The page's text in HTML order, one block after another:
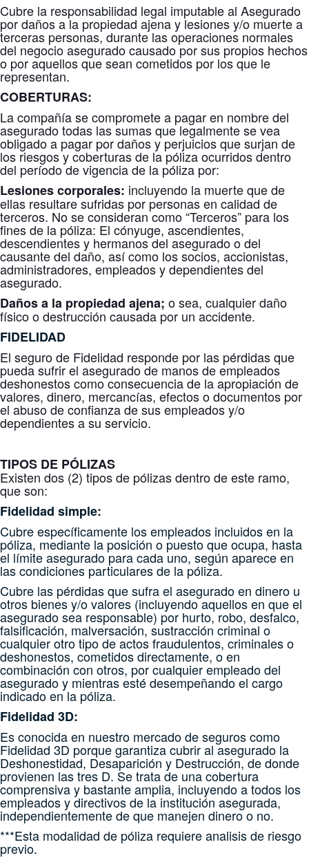
Cubre la responsabilidad legal imputable al Asegurado
por daños a la propiedad ajena y lesiones y/o muerte a
terceras personas, durante las operaciones normales
del negocio asegurado causado por sus propios hechos
o por aquellos que sean cometidos por los que le
representan.
COBERTURAS:
La compañía se compromete a pagar en nombre del
asegurado todas las sumas que legalmente se vea
obligado a pagar por daños y perjuicios que surjan de
los riesgos y coberturas de la póliza ocurridos dentro
del período de vigencia de la póliza por:
Lesiones corporales: incluyendo la muerte que de
ellas resultare sufridas por personas en calidad de
terceros. No se consideran como “Terceros” para los
fines de la póliza: El cónyuge, ascendientes,
descendientes y hermanos del asegurado o del
causante del daño, así como los socios, accionistas,
administradores, empleados y dependientes del
asegurado.
Daños a la propiedad ajena; o sea, cualquier daño
físico o destrucción causada por un accidente.
FIDELIDAD
El seguro de Fidelidad responde por las pérdidas que
pueda sufrir el asegurado de manos de empleados
deshonestos como consecuencia de la apropiación de
valores, dinero, mercancías, efectos o documentos por
el abuso de confianza de sus empleados y/o
dependientes a su servicio.
TIPOS DE PÓLIZAS
Existen dos (2) tipos de pólizas dentro de este ramo,
que son:
Fidelidad simple:
Cubre específicamente los empleados incluidos en la
póliza, mediante la posición o puesto que ocupa, hasta
el límite asegurado para cada uno, según aparece en
lascondiciones particulares de la póliza.
Cubre las pérdidas que sufra el asegurado en dinero u
otros bienes y/o valores (incluyendo aquellos en que el
asegurado sea responsable) por hurto, robo, desfalco,
falsificación, malversación, sustracción criminal o
cualquier otro tipo de actos fraudulentos, criminales o
deshonestos, cometidos directamente, o en
combinación con otros, por cualquier empleado del
asegurado y mientras esté desempeñando el cargo
indicado en la póliza.
Fidelidad 3D:
Es conocida en nuestro mercado de seguros como
Fidelidad 3D porque garantiza cubrir al asegurado la
Deshonestidad, Desaparición y Destrucción, de donde
provienen las tres D. Se trata de una cobertura
comprensiva y bastante amplia, incluyendo a todos los
empleados y directivos de la institución asegurada,
independientemente de que manejen dinero o no.
***Esta modalidad de póliza requiere analisis de riesgo
previo.